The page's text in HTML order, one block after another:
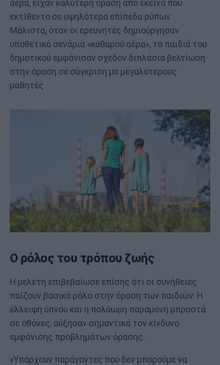
αέρα, είχαν καλύτερη όραση από εκείνα που
εκτίθεντο σε υψηλότερα επίπεδα ρύπων.
Μάλιστα, όταν οι ερευνητές δημιούργησαν
υποθετικά σενάρια «καθαρού αέρα», τα παιδιά του
δημοτικού εμφάνισαν σχεδόν διπλάσια βελτίωση
στην όραση σε σύγκριση με μεγαλύτερους
μαθητές.
Ο ρόλος του τρόπου ζωής
Η μελέτη επιβεβαίωσε επίσης ότι οι συνήθειες
παίζουν βασικό ρόλο στην όραση των παιδιών. Η
έλλειψη ύπνου και η πολύωρη παραμονή μπροστά
σε οθόνες, αύξησαν σημαντικά τον κίνδυνο
εμφάνισης προβλημάτων όρασης.
«Υπάρχουν παράγοντες που δεν μπορούμε να